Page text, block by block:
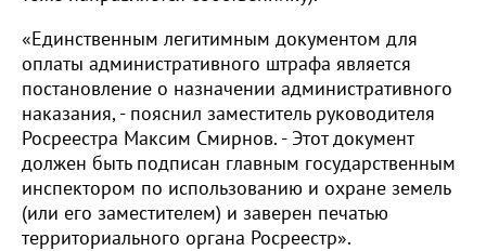
«Единственным легитимным документом для
оплаты административного штрафа является
постановление о назначении административного
наказания, - пояснил заместитель руководителя
Росреестра Максим Смирнов. - Этот документ
должен быть подписан главным государственным
инспектором по использованию и охране земель
(или его заместителем) и заверен печатью
территориального органа Росреестр».